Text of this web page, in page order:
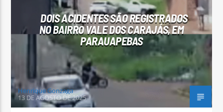
DOIS ACIDENTES SÃO REGISTRADOS
NO BAIRRO VALE DOS CARAJÁS, EM
PARAUAPEBAS
Henrique Gonzaga
13 DE AGOSTO DE 2025